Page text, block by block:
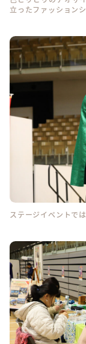
立ったファッション
ステージイベントで